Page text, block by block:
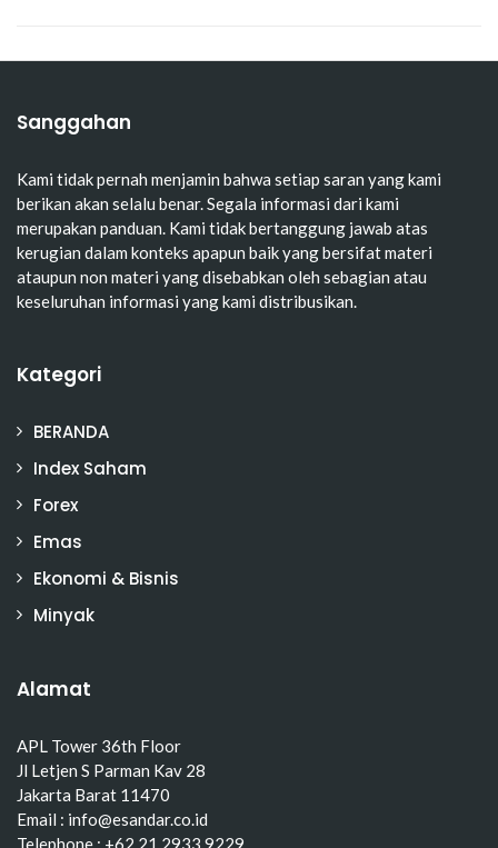
Sanggahan
Kami tidak pernah menjamin bahwa setiap saran yang kami
berikan akan selalu benar. Segala informasi dari kami
merupakan panduan. Kami tidak bertanggung jawab atas
kerugian dalam konteks apapun baik yang bersifat materi
ataupun non materi yang disebabkan oleh sebagian atau
keseluruhan informasi yang kami distribusikan.
Kategori
BERANDA
Index Saham
Forex
Emas
Ekonomi & Bisnis
Minyak
Alamat
APL Tower 36th Floor
Jl Letjen S Parman Kav 28
Jakarta Barat 11470
Email : info@esandar.co.id
Telephone : +62 21 2933 9229